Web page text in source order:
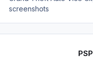
screenshots